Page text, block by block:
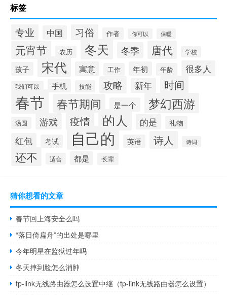
标签
专业 中国 习俗 作者 你可以 保暖
元宵节 农历 冬天 冬季 唐代 学校
孩子 宋代 寓意 工作 年初 年龄 很多人
我们可以 手机 技能 攻略 新年 时间
春节 春节期间 是一个 梦幻西游
汤圆 游戏 疫情 的人 的是 礼物
红包 考试 自己的 英语 诗人 诗词
还不 适合 都是 长辈
猜你想看的文章
春节回上海安全么吗
“落日倚扁舟”的出处是哪里
今年明星在监狱过年吗
冬天摔到脸怎么消肿
tp-link无线路由器怎么设置中继（tp-link无线路由器怎么设置）